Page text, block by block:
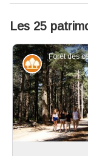
Les 25
Forêt